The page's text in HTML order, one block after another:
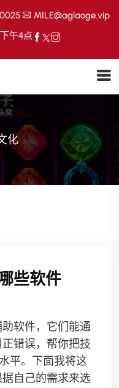
MILE@aglaoge.vip
午4点
化
些软件
软件，它们能通
错误，帮你把技
平。下面我将这
自己的需求来选